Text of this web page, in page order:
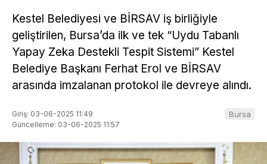
Kestel Belediyesi ve BİRSAV iş birliğiyle
geliştirilen, Bursa’da ilk ve tek “Uydu Tabanlı
Yapay Zeka Destekli Tespit Sistemi” Kestel
Belediye Başkanı Ferhat Erol ve BİRSAV
arasında imzalanan protokol ile devreye alındı.
Giriş: 03-06-2025 11:49
Güncelleme: 03-06-2025 11:57
Bursa